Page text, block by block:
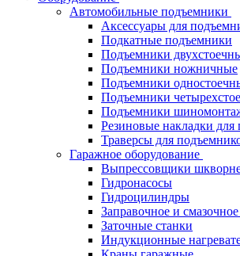
Автомобильные подъемники
Аксессуары для
Подкатные подъемники
Подъемники
Подъемники ножничные
Подъемники
Подъемники
Подъемники
Резиновые накладки для
Траверсы для
Гаражное оборудование
Выпрессовщики
Гидронасосы
Гидроцилиндры
Заправочное и
Заточные станки
Индукционные